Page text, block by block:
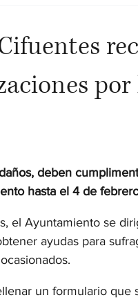
deben
hasta el 4 de
el Ayuntamiento se
ayudas para
ocasionados.
un formulario que